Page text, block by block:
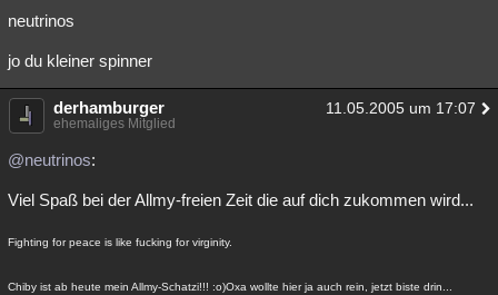
neutrinos
jo du kleiner spinner
derhamburger 11.05.2005 um 17:07
ehemaliges Mitglied
@neutrinos:
Viel Spaß bei der Allmy-freien Zeit die auf dich zukommen wird...
Fighting for peace is like fucking for virginity.
Chiby ist ab heute mein Allmy-Schatzi!!! :o)Oxa wollte hier ja auch rein, jetzt biste drin...